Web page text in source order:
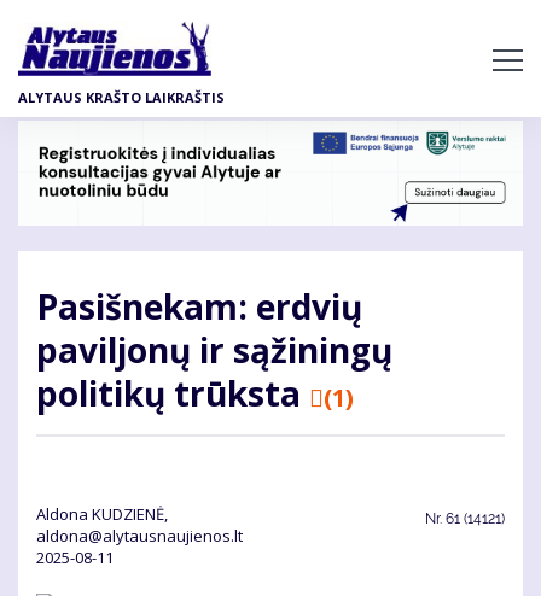
pagrindinį
turinį
ALYTAUS KRAŠTO LAIKRAŠTIS
Pasišnekam: erdvių
paviljonų ir sąžiningų
politikų trūksta
(1)
Aldona KUDZIENĖ,
aldona@alytausnaujienos.lt
2025-08-11
Nr. 61 (14121)